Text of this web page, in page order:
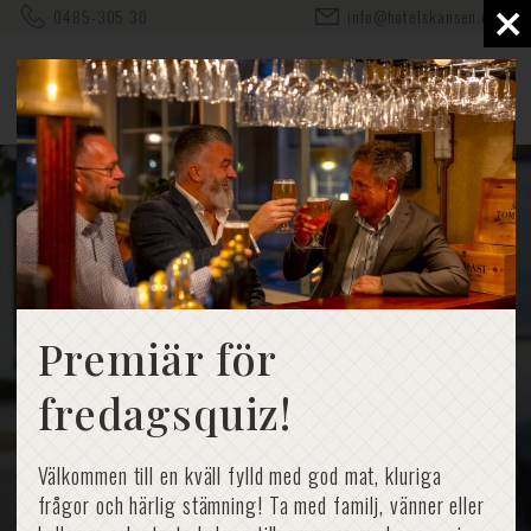
Premiär för
fredagsquiz!
Välkommen till en kväll fylld med god mat, kluriga
frågor och härlig stämning! Ta med familj, vänner eller
info@hotelskansen.com
Ladda din elbil